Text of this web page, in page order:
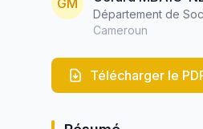
GM
Département de
Cameroun
Télécharger le